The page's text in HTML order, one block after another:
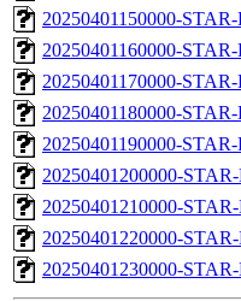
20250401150000-
20250401160000-
20250401170000-
20250401180000-
20250401190000-
20250401200000-
20250401210000-
20250401220000-
20250401230000-